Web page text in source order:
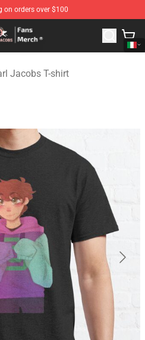
on orders over $100
Karl Jacobs Merchandise
Jacobs T-shirt